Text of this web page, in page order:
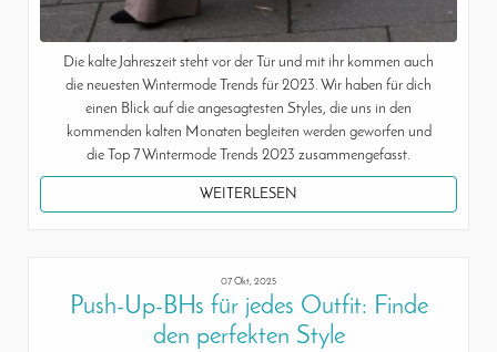
Die kalte Jahreszeit steht vor der Tür und mit ihr kommen auch
die neuesten Wintermode Trends für 2023. Wir haben für dich
einen Blick auf die angesagtesten Styles, die uns in den
kommenden kalten Monaten begleiten werden geworfen und
die Top 7 Wintermode Trends 2023 zusammengefasst.
WEITERLESEN
07 Okt, 2025
Push-Up-BHs für jedes Outfit: Finde
den perfekten Style